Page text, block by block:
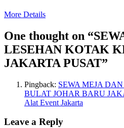
More Details
One thought on “
LESEHAN KOTAK
JAKARTA PUSAT”
Pingback: SEWA MEJA
BULAT JOHAR BARU
Alat Event Jakarta
Leave a Reply